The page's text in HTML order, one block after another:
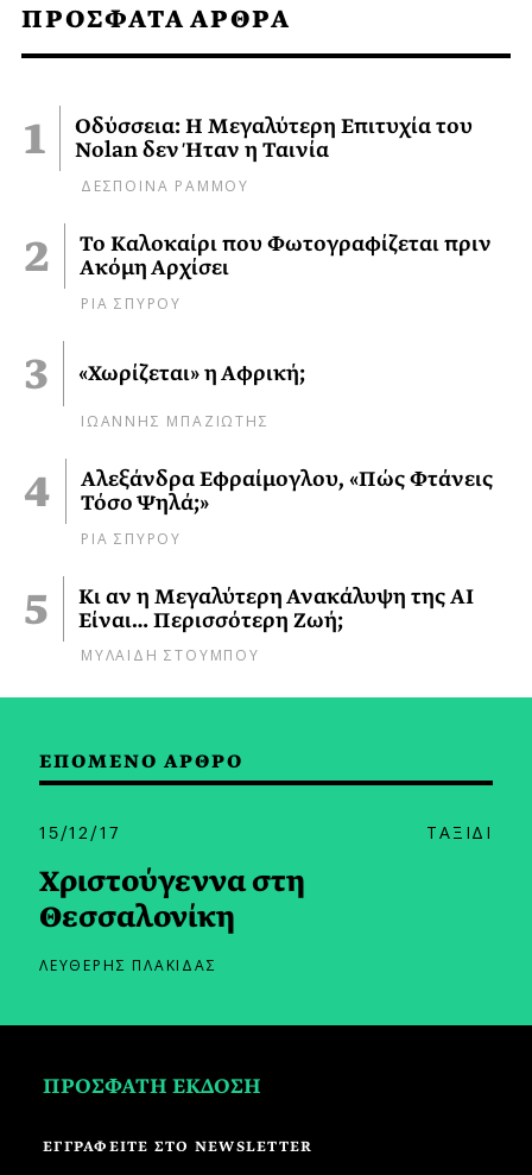
ΠΡΟΣΦΑΤΑ ΑΡΘΡΑ
Οδύσσεια: Η Μεγαλύτερη Επιτυχία του
Nolan δεν Ήταν η Ταινία
ΔΕΣΠΟΙΝΑ ΡΑΜΜΟΥ
Το Καλοκαίρι που Φωτογραφίζεται πριν
Ακόμη Αρχίσει
ΡΙΑ ΣΠΥΡΟΥ
«Χωρίζεται» η Αφρική;
ΙΩΑΝΝΗΣ ΜΠΑΖΙΩΤΗΣ
Αλεξάνδρα Εφραίμογλου, «Πώς Φτάνεις
Τόσο Ψηλά;»
ΡΙΑ ΣΠΥΡΟΥ
Κι αν η Μεγαλύτερη Ανακάλυψη της AI
Είναι… Περισσότερη Ζωή;
ΜΥΛΑΙΔΗ ΣΤΟΥΜΠΟΥ
ΕΠΟΜΕΝΟ ΑΡΘΡΟ
15/12/17 ΤΑΞΙΔΙ
Χριστούγεννα στη
Θεσσαλονίκη
ΛΕΥΘΕΡΗΣ ΠΛΑΚΙΔΑΣ
ΠΡΟΣΦΑΤΗ ΕΚΔΟΣΗ
ΕΓΓΡΑΦΕΙΤΕ ΣΤΟ NEWSLETTER